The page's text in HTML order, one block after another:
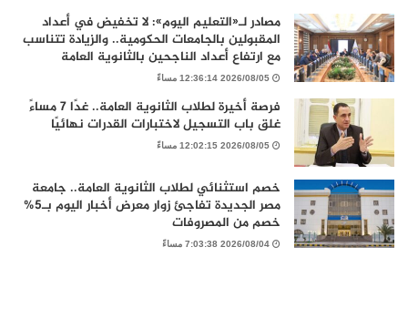
مصادر لـ«التعليم اليوم»: لا تخفيض في أعداد
المقبولين بالجامعات الحكومية.. والزيادة تتناسب
مع ارتفاع أعداد الناجحين بالثانوية العامة
2026/08/05 12:36:14 مساءً
فرصة أخيرة لطلاب الثانوية العامة.. غدًا 7 مساءً
غلق باب التسجيل لاختبارات القدرات نهائيًا
2026/08/05 12:02:15 مساءً
خصم استثنائي لطلاب الثانوية العامة.. جامعة
مصر الجديدة تفاجئ زوار معرض أخبار اليوم بـ5%
خصم من المصروفات
2026/08/04 7:03:38 مساءً